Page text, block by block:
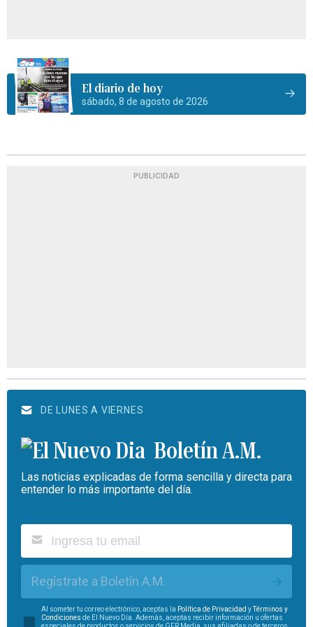
El diario de hoy
sábado, 8 de agosto de 2026
PUBLICIDAD
DE LUNES A VIERNES
Boletín A.M.
Las noticias explicadas de forma sencilla y directa para
entender lo más importante del día.
Regístrate a Boletín A.M.
Al someter tu correo electrónico, aceptas la Política de Privacidad yTérminos y
Condiciones de El Nuevo Día. Además, aceptas recibir información u ofertas